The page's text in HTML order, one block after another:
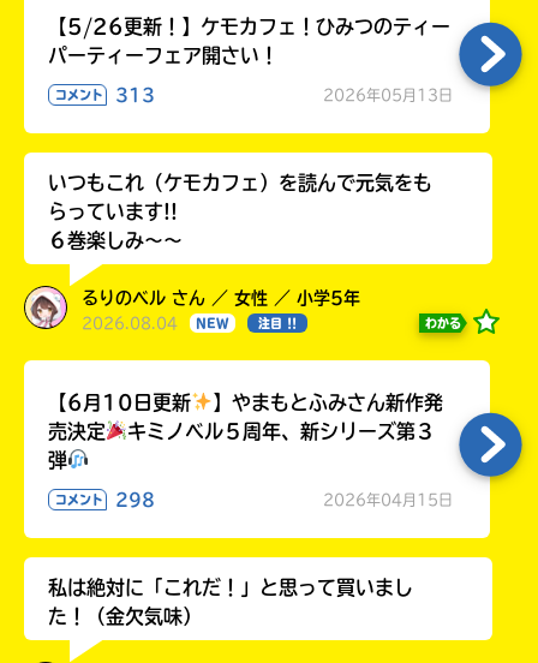
【5/26更新！】ケモカフェ！ひみつのティー
パーティーフェア開さい！
コメント 313 2026年05月13日
いつもこれ（ケモカフェ）を読んで元気をも
らっています!!
６巻楽しみ～～
るりのベル さん ／ 女性 ／ 小学5年
2026.08.04 NEW 注目 !! わかる
【6月10日更新
】やまもとふみさん新作発
売決定
キミノベル５周年、新シリーズ第３
弾
コメント 298 2026年04月15日
私は絶対に「これだ！」と思って買いまし
た！（金欠気味）